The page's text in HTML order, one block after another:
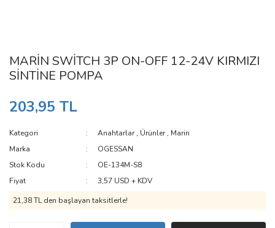
MARİN SWİTCH 3P ON-OFF 12-24V KIRMIZI
SİNTİNE POMPA
203,95 TL
Kategori Anahtarlar, Ürünler, Marin
Marka
OGESSAN
Stok Kodu
OE-134M-S8
Fiyat
3,57 USD + KDV
21,38 TL den başlayan taksitlerle!